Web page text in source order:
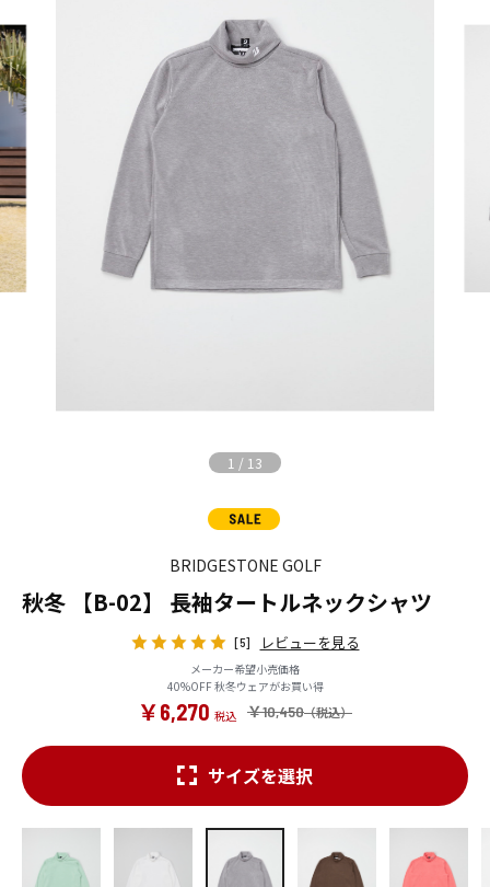
1 / 13
BRIDGESTONE GOLF
秋冬 【B-02】 長袖タートルネックシャツ
[5] レビューを見る
メーカー希望小売価格
40%OFF 秋冬ウェアがお買い得
￥10,450
￥6,270
サイズを選択